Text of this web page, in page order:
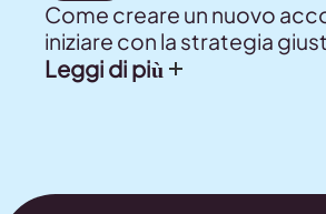
Come creare un nuovo
iniziare con la strategia
Leggi di più